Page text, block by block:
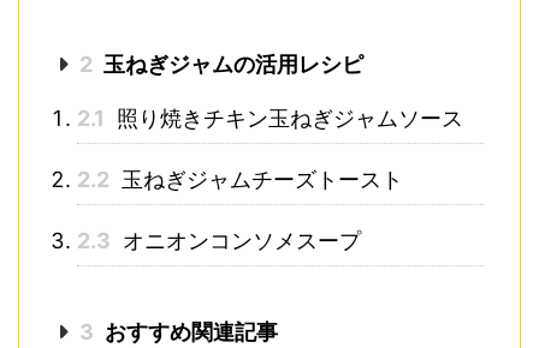
2 玉ねぎジャムの活用レシピ
2.1 照り焼きチキン玉ねぎジャムソース
2.2 玉ねぎジャムチーズトースト
2.3 オニオンコンソメスープ
3 おすすめ関連記事